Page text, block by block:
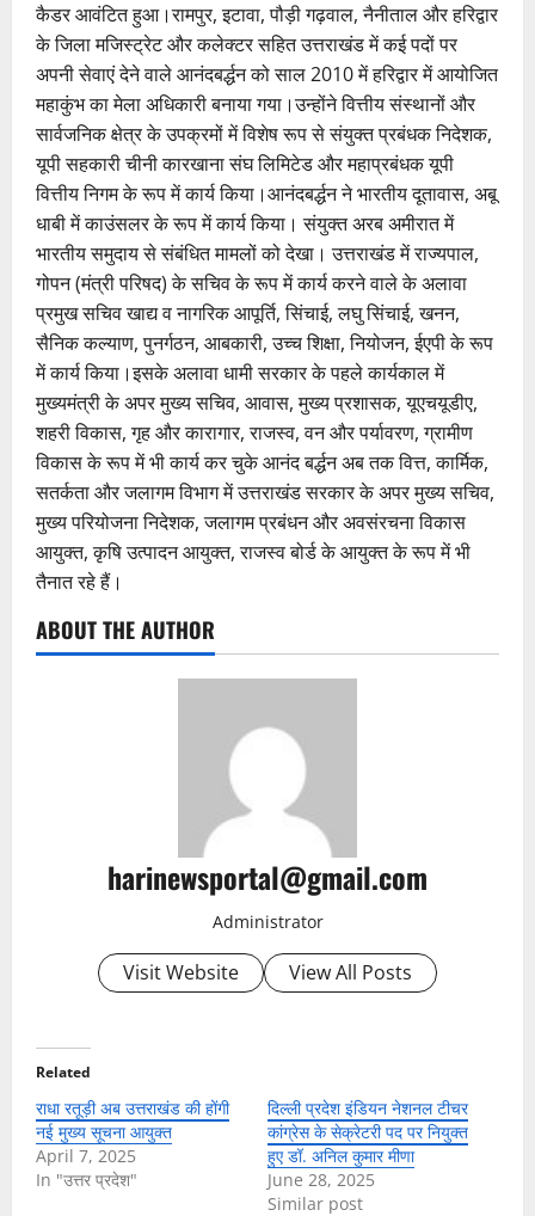
कैडर आवंटित हुआ।रामपुर, इटावा, पौड़ी गढ़वाल, नैनीताल और हरिद्वार
के जिला मजिस्ट्रेट और कलेक्टर सहित उत्तराखंड में कई पदों पर
अपनी सेवाएं देने वाले आनंदबर्द्धन को साल 2010 में हरिद्वार में आयोजित
महाकुंभ का मेला अधिकारी बनाया गया।उन्होंने वित्तीय संस्थानों और
सार्वजनिक क्षेत्र के उपक्रमों में विशेष रूप से संयुक्त प्रबंधक निदेशक,
यूपी सहकारी चीनी कारखाना संघ लिमिटेड और महाप्रबंधक यूपी
वित्तीय निगम के रूप में कार्य किया।आनंदबर्द्धन ने भारतीय दूतावास, अबू
धाबी में काउंसलर के रूप में कार्य किया। संयुक्त अरब अमीरात में
भारतीय समुदाय से संबंधित मामलों को देखा। उत्तराखंड में राज्यपाल,
गोपन (मंत्री परिषद) के सचिव के रूप में कार्य करने वाले के अलावा
प्रमुख सचिव खाद्य व नागरिक आपूर्ति, सिंचाई, लघु सिंचाई, खनन,
सैनिक कल्याण, पुनर्गठन, आबकारी, उच्च शिक्षा, नियोजन, ईएपी के रूप
में कार्य किया।इसके अलावा धामी सरकार के पहले कार्यकाल में
मुख्यमंत्री के अपर मुख्य सचिव, आवास, मुख्य प्रशासक, यूएचयूडीए,
शहरी विकास, गृह और कारागार, राजस्व, वन और पर्यावरण, ग्रामीण
विकास के रूप में भी कार्य कर चुके आनंद बर्द्धन अब तक वित्त, कार्मिक,
सतर्कता और जलागम विभाग में उत्तराखंड सरकार के अपर मुख्य सचिव,
मुख्य परियोजना निदेशक, जलागम प्रबंधन और अवसंरचना विकास
आयुक्त, कृषि उत्पादन आयुक्त, राजस्व बोर्ड के आयुक्त के रूप में भी
तैनात रहे हैं।
ABOUT THE AUTHOR
harinewsportal@gmail.com
Administrator
Visit Website View All Posts
Related
राधा रतूड़ी अब उत्तराखंड की होंगी
नई मुख्य सूचना आयुक्त
April 7, 2025
In "उत्तर प्रदेश"
दिल्ली प्रदेश इंडियन नेशनल टीचर
कांग्रेस के सेक्रेटरी पद पर नियुक्त
हुए डॉ. अनिल कुमार मीणा
June 28, 2025
Similar post